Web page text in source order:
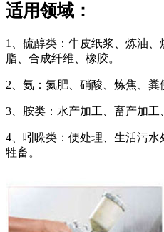
适用领域：
1、硫醇类：牛皮纸浆、炼油
脂、合成纤维、橡胶。
2、氨：氮肥、硝酸、炼焦、粪
3、胺类：水产加工、畜产加工
4、吲哚类：便处理、生活污
牲畜。